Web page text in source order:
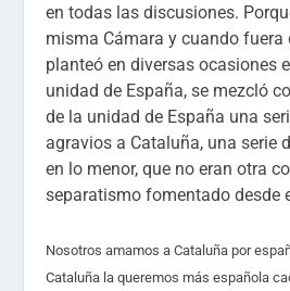
en todas las discusiones.
misma Cámara y cuando fuera
planteó en diversas ocasiones
unidad de España, se mezcló
de la unidad de España una
agravios a Cataluña, una serie
en lo menor, que no eran otra
separatismo fomentado desde
Nosotros amamos a Cataluña por
Cataluña la queremos más española